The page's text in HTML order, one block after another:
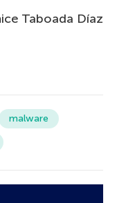
Taboada Díaz
malware